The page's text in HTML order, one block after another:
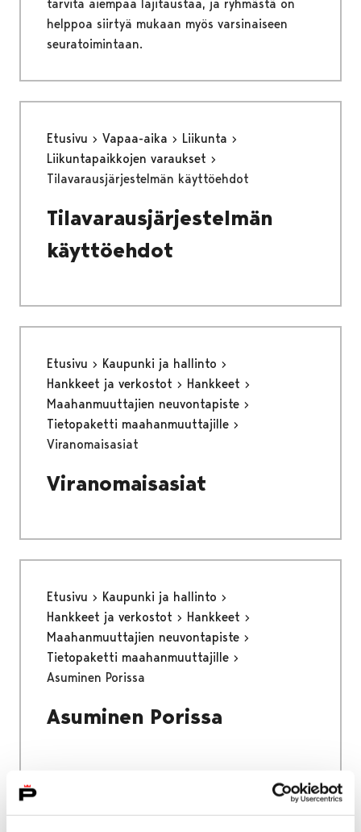
tarvita aiempaa lajitaustaa, ja ryhmästä on
helppoa siirtyä mukaan myös varsinaiseen
seuratoimintaan.
Etusivu Vapaa-aika
Liikunta
Liikuntapaikkojen varaukset
Tilavarausjärjestelmän käyttöehdot
Tilavarausjärjestelmän
käyttöehdot
Etusivu
Kaupunki ja hallinto
Hankkeet ja verkostot
Hankkeet
Maahanmuuttajien neuvontapiste
Tietopaketti maahanmuuttajille
Viranomaisasiat
Viranomaisasiat
Etusivu
Kaupunki ja hallinto
Hankkeet ja verkostot
Hankkeet
Maahanmuuttajien neuvontapiste
Tietopaketti maahanmuuttajille
Asuminen Porissa
Asuminen Porissa